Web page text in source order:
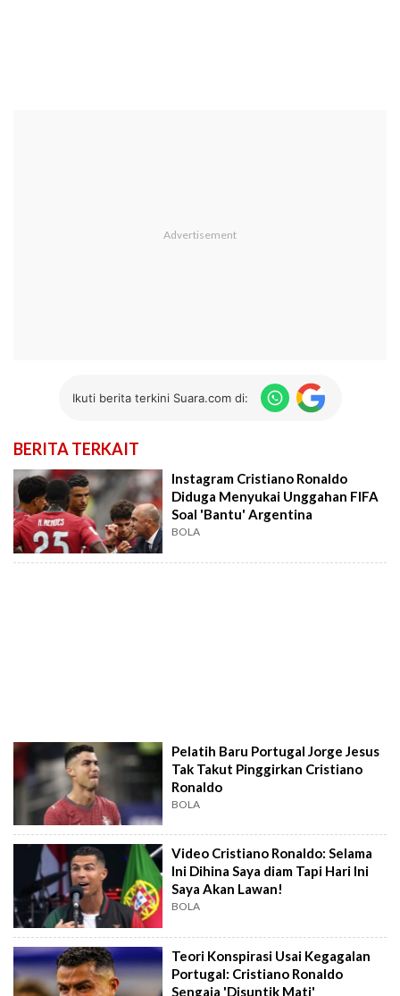
Ikuti berita terkini Suara.com di:
BERITA TERKAIT
Instagram Cristiano Ronaldo
Diduga Menyukai Unggahan FIFA
Soal 'Bantu' Argentina
BOLA
Pelatih Baru Portugal Jorge Jesus
Tak Takut Pinggirkan Cristiano
Ronaldo
BOLA
Video Cristiano Ronaldo: Selama
Ini Dihina Saya diam Tapi Hari Ini
Saya Akan Lawan!
BOLA
Teori Konspirasi Usai Kegagalan
Portugal: Cristiano Ronaldo
Sengaja 'Disuntik Mati'